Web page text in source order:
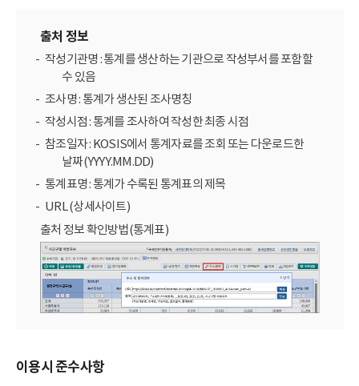
출처 정보
작성기관명 : 통계를 생산하는 기관으로 작성부서를 포함할
수 있음
조사명 : 통계가 생산된 조사명칭
작성시점 : 통계를 조사하여 작성한 최종 시점
참조일자 : KOSIS에서 통계자료를 조회 또는 다운로드한
날짜(YYYY.MM.DD)
통계표명 : 통계가 수록된 통계표의 제목
URL (상세사이트)
출처 정보 확인방법(통계표)
이용시 준수사항